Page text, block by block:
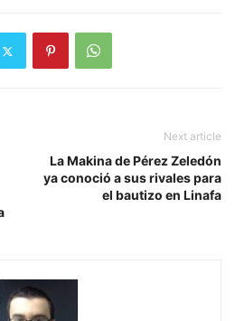
Next article
La Makina de Pérez Zeledón
ya conoció a sus rivales para
el bautizo en Linafa